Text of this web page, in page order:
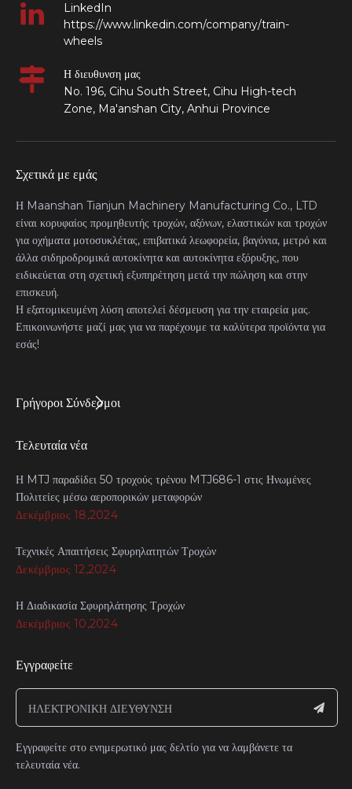
LinkedIn
https://www.linkedin.com/company/train-
wheels
Η διευθυνση μας
No. 196, Cihu South Street, Cihu High-tech
Zone, Ma'anshan City, Anhui Province
Σχετικά με εμάς
Η Maanshan Tianjun Machinery Manufacturing Co., LTD
είναι κορυφαίος προμηθευτής τροχών, αξόνων, ελαστικών και τροχών
για οχήματα μοτοσυκλέτας, επιβατικά λεωφορεία, βαγόνια, μετρό και
άλλα σιδηροδρομικά αυτοκίνητα και αυτοκίνητα εξόρυξης, που
ειδικεύεται στη σχετική εξυπηρέτηση μετά την πώληση και στην
επισκευή.
Η εξατομικευμένη λύση αποτελεί δέσμευση για την εταιρεία μας.
Επικοινωνήστε μαζί μας για να παρέχουμε τα καλύτερα προϊόντα για
εσάς!
Γρήγοροι Σύνδεσμοι
Τελευταία νέα
Η MTJ παραδίδει 50 τροχούς τρένου MTJ686-1 στις Ηνωμένες
Πολιτείες μέσω αεροπορικών μεταφορών
Δεκέμβριος 18,2024
Τεχνικές Απαιτήσεις Σφυρηλατητών Τροχών
Δεκέμβριος 12,2024
Η Διαδικασία Σφυρηλάτησης Τροχών
Δεκέμβριος 10,2024
Εγγραφείτε
Εγγραφείτε στο ενημερωτικό μας δελτίο για να λαμβάνετε τα
τελευταία νέα.